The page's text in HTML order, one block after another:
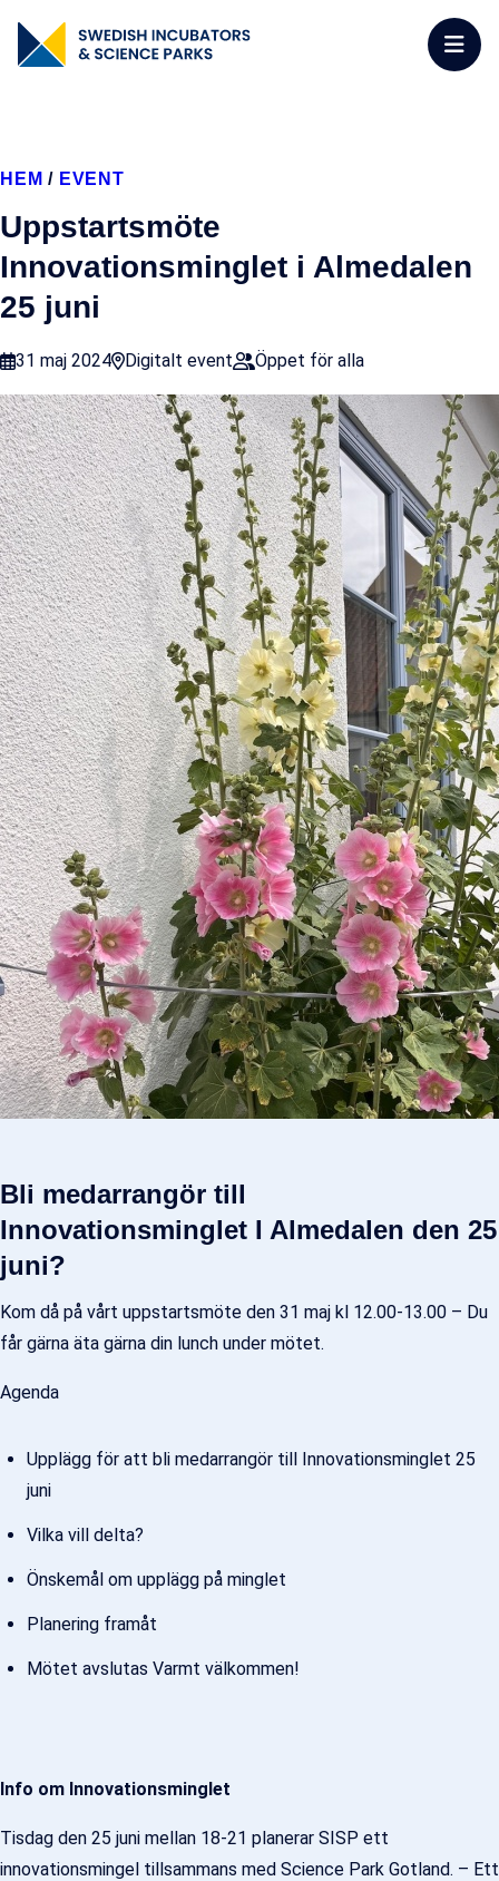
HEM / EVENT
Uppstartsmöte
Innovationsminglet i Almedalen
25 juni
31 maj 2024 Digitalt event Öppet för alla
Bli medarrangör till
Innovationsminglet I Almedalen den 25
juni?
Kom då på vårt uppstartsmöte den 31 maj kl 12.00-13.00 – Du
får gärna äta gärna din lunch under mötet.
Agenda
Upplägg för att bli medarrangör till Innovationsminglet 25
juni
Vilka vill delta?
Önskemål om upplägg på minglet
Planering framåt
Mötet avslutas Varmt välkommen!
Info om Innovationsminglet
Tisdag den 25 juni mellan 18-21 planerar SISP ett
innovationsmingel tillsammans med Science Park Gotland. – Ett